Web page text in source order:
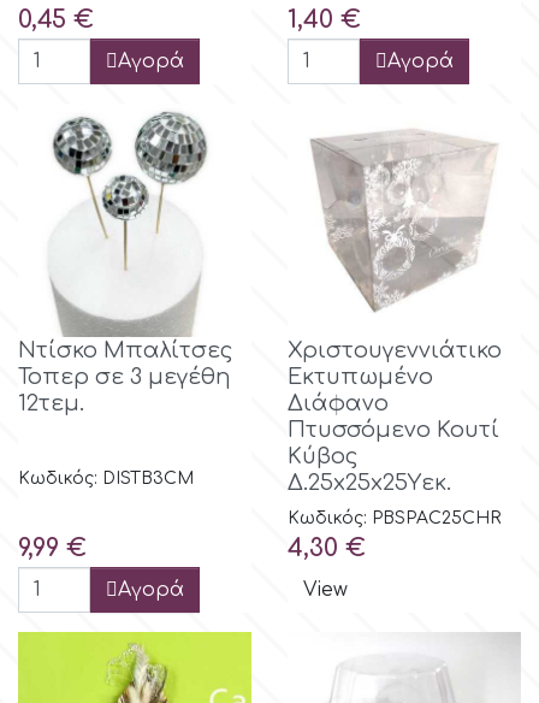
Τιμή
0,45 €
Αγορά
Τιμή
1,40 €
Αγορά
Ντίσκο Μπαλίτσες
Τοπερ σε 3 μεγέθη
12τεμ.
Κωδικός: DISTB3CM
Τιμή
9,99 €
Αγορά
Χριστουγεννιάτικο
Εκτυπωμένο
Διάφανο
Πτυσσόμενο Κουτί
Κύβος
Δ.25x25x25Yεκ.
Κωδικός: PBSPAC25CHR
Τιμή
4,30 €
View